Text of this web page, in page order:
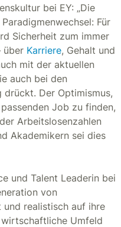
bei EY: „Die
Für
Sicherheit zum immer
über Karriere, Gehalt und
mit der aktuellen
auch bei den
drückt. Der Optimismus,
Job zu finden,
Arbeitslosenzahlen
Akademikern sei dies
und Talent Leaderin bei
von
und realistisch auf ihre
Umfeld